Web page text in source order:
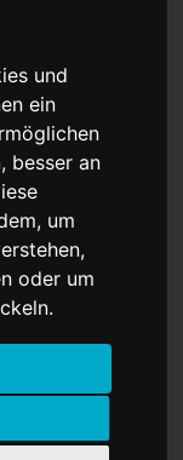
und
ein
besser an
um
oder um
in 36